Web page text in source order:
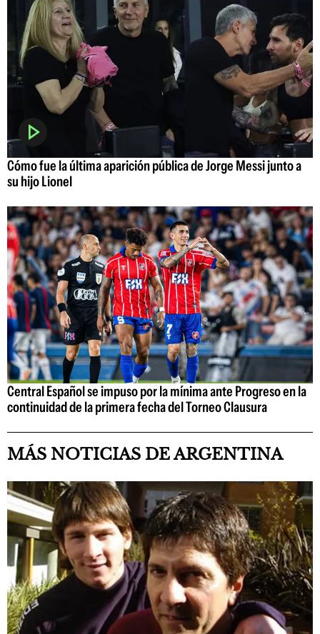
Cómo fue la última aparición pública de Jorge Messi junto a
su hijo Lionel
Central Español se impuso por la mínima ante Progreso en la
continuidad de la primera fecha del Torneo Clausura
MÁS NOTICIAS DE ARGENTINA